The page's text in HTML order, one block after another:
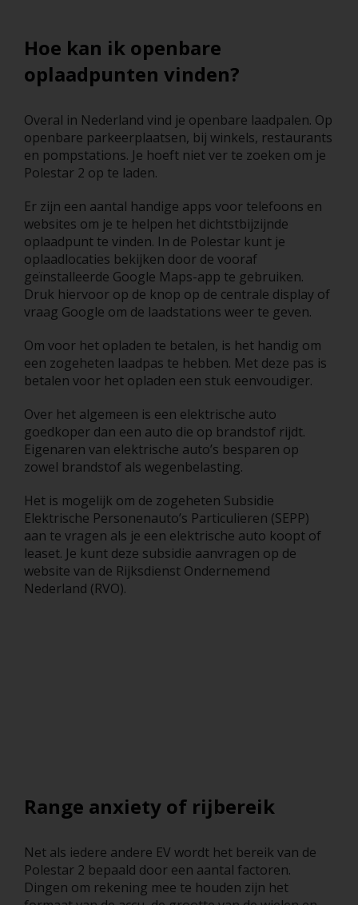
Hoe kan ik openbare
oplaadpunten vinden?
Overal in Nederland vind je openbare laadpalen. Op
openbare parkeerplaatsen, bij winkels, restaurants
en pompstations. Je hoeft niet ver te zoeken om je
Polestar 2 op te laden.
Er zijn een aantal handige apps voor telefoons en
websites om je te helpen het dichtstbijzijnde
oplaadpunt te vinden. In de Polestar kunt je
oplaadlocaties bekijken door de vooraf
geïnstalleerde Google Maps-app te gebruiken.
Druk hiervoor op de knop op de centrale display of
vraag Google om de laadstations weer te geven.
Om voor het opladen te betalen, is het handig om
een zogeheten laadpas te hebben. Met deze pas is
betalen voor het opladen een stuk eenvoudiger.
Over het algemeen is een elektrische auto
goedkoper dan een auto die op brandstof rijdt.
Eigenaren van elektrische auto’s besparen op
zowel brandstof als wegenbelasting.
Het is mogelijk om de zogeheten Subsidie
Elektrische Personenauto’s Particulieren (SEPP)
aan te vragen als je een elektrische auto koopt of
leaset. Je kunt deze subsidie aanvragen op de
website van de Rijksdienst Ondernemend
Nederland (RVO).
Range anxiety of rijbereik
Net als iedere andere EV wordt het bereik van de
Polestar 2 bepaald door een aantal factoren.
Dingen om rekening mee te houden zijn het